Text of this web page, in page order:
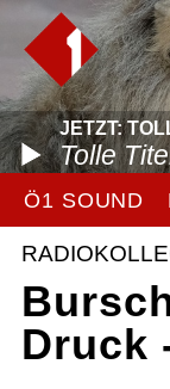
JETZT:
Tolle
Ö1 SOUND
Druck